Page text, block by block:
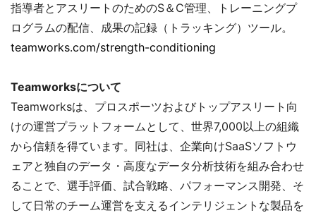
指導者とアスリートのためのS＆C管理、トレーニングプ
ログラムの配信、成果の記録（トラッキング）ツール。
teamworks.com/strength-conditioning
Teamworksについて
Teamworksは、プロスポーツおよびトップアスリート向
けの運営プラットフォームとして、世界7,000以上の組織
から信頼を得ています。同社は、企業向けSaaSソフトウ
ェアと独自のデータ・高度なデータ分析技術を組み合わせ
ることで、選手評価、試合戦略、パフォーマンス開発、そ
して日常のチーム運営を支えるインテリジェントな製品を